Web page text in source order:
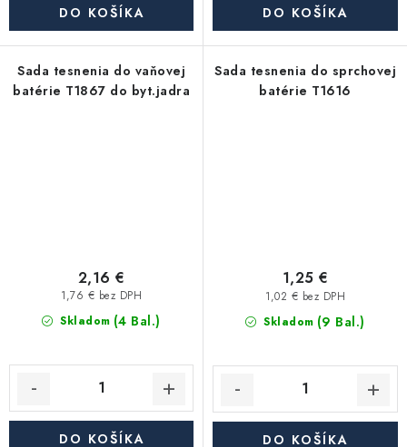
DO KOŠÍKA DO KOŠÍKA
Sada tesnenia do vaňovej
batérie T1867 do byt.jadra
Skladom (4 Bal.)
1,76 € bez DPH
2,16 €
DO KOŠÍKA
Sada tesnenia do sprchovej
batérie T1616
Skladom (9 Bal.)
1,02 € bez DPH
1,25 €
DO KOŠÍKA